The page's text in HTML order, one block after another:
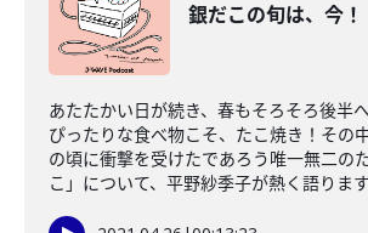
銀だこの旬は、今！
あたたかい日が続き、春もそろそろ後半
ぴったりな食べ物こそ、たこ焼き！その
の頃に衝撃を受けたであろう唯一無二の
こ」について、平野紗季子が熱く語りま